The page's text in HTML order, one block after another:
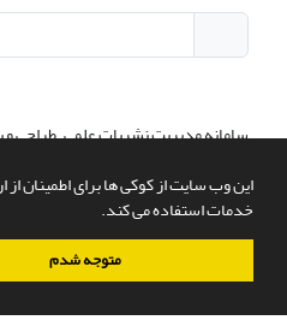
این وب سایت از کوکی ها برای اطمینان از
خدمات استفاده می کند.
متوجه شدم
سامانه مدیریت نشریات علمی.طراحی و